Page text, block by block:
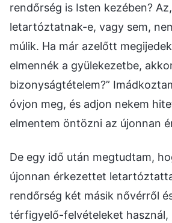
rendőrség is Isten kezében?
letartóztatnak-e, vagy sem,
múlik. Ha már azelőtt
elmennék a gyülekezetbe,
bizonyságtételem?”
óvjon meg, és adjon nekem
elmentem öntözni az újonnan
De egy idő után megtudtam,
újonnan érkezettet
rendőrség két másik nővérről
térfigyelő-felvételeket használ,